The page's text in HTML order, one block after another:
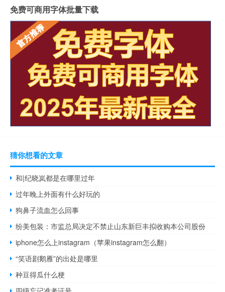
免费可商用字体批量下载
猜你想看的文章
和|纪晓岚都是在哪里过年
过年晚上外面有什么好玩的
狗鼻子流血怎么回事
纷美包装：市监总局决定不禁止山东新巨丰拟收购本公司股份
iphone怎么上instagram（苹果instagram怎么翻）
“笑语剧鹅雁”的出处是哪里
种豆得瓜什么梗